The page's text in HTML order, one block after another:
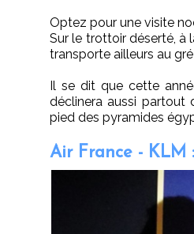
Optez pour une visite
Sur le trottoir déserté, à
transporte ailleurs au
Il se dit que cette
déclinera aussi partout
pied des pyramides
Air France - KLM